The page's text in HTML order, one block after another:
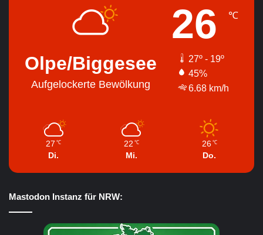
Olpe/Biggesee
Aufgelockerte Bewölkung
26 ℃
27º - 19º
45%
6.68 km/h
27 ℃
Di.
22 ℃
Mi.
26 ℃
Do.
Mastodon Instanz für NRW: